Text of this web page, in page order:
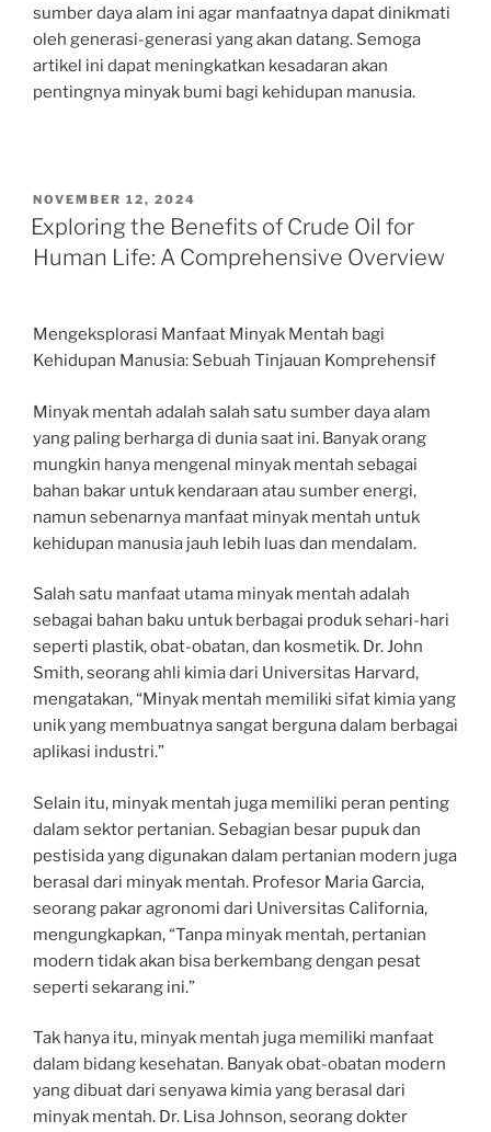
sumber daya alam ini agar manfaatnya dapat dinikmati
oleh generasi-generasi yang akan datang. Semoga
artikel ini dapat meningkatkan kesadaran akan
pentingnya minyak bumi bagi kehidupan manusia.
POSTED
ON
NOVEMBER 12, 2024
Exploring the Benefits of Crude Oil for
Human Life: A Comprehensive Overview
Mengeksplorasi Manfaat Minyak Mentah bagi
Kehidupan Manusia: Sebuah Tinjauan Komprehensif
Minyak mentah adalah salah satu sumber daya alam
yang paling berharga di dunia saat ini. Banyak orang
mungkin hanya mengenal minyak mentah sebagai
bahan bakar untuk kendaraan atau sumber energi,
namun sebenarnya manfaat minyak mentah untuk
kehidupan manusia jauh lebih luas dan mendalam.
Salah satu manfaat utama minyak mentah adalah
sebagai bahan baku untuk berbagai produk sehari-hari
seperti plastik, obat-obatan, dan kosmetik. Dr. John
Smith, seorang ahli kimia dari Universitas Harvard,
mengatakan, “Minyak mentah memiliki sifat kimia yang
unik yang membuatnya sangat berguna dalam berbagai
aplikasi industri.”
Selain itu, minyak mentah juga memiliki peran penting
dalam sektor pertanian. Sebagian besar pupuk dan
pestisida yang digunakan dalam pertanian modern juga
berasal dari minyak mentah. Profesor Maria Garcia,
seorang pakar agronomi dari Universitas California,
mengungkapkan, “Tanpa minyak mentah, pertanian
modern tidak akan bisa berkembang dengan pesat
seperti sekarang ini.”
Tak hanya itu, minyak mentah juga memiliki manfaat
dalam bidang kesehatan. Banyak obat-obatan modern
yang dibuat dari senyawa kimia yang berasal dari
minyak mentah. Dr. Lisa Johnson, seorang dokter